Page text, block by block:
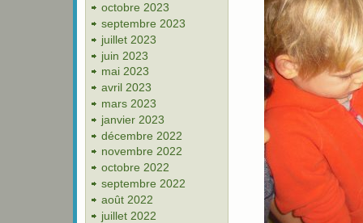
octobre 2023
septembre 2023
juillet 2023
juin 2023
mai 2023
avril 2023
mars 2023
janvier 2023
décembre 2022
novembre 2022
octobre 2022
septembre 2022
août 2022
juillet 2022